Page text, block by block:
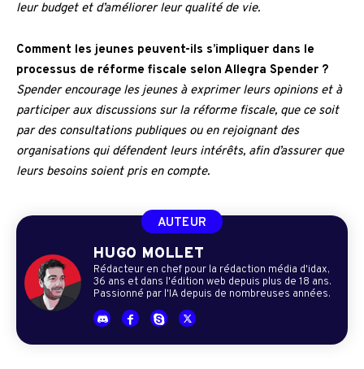
leur budget et d’améliorer leur qualité de vie.
Comment les jeunes peuvent-ils s’impliquer dans le
processus de réforme fiscale selon Allegra Spender ?
Spender encourage les jeunes à exprimer leurs opinions et à
participer aux discussions sur la réforme fiscale, que ce soit
par des consultations publiques ou en rejoignant des
organisations qui défendent leurs intérêts, afin d’assurer que
leurs besoins soient pris en compte.
AUTEUR
HUGO MOLLET
Rédacteur en chef pour la rédaction média d'idax,
36 ans et dans l'édition web depuis plus de 18 ans.
Passionné par l'IA depuis de nombreuses années.